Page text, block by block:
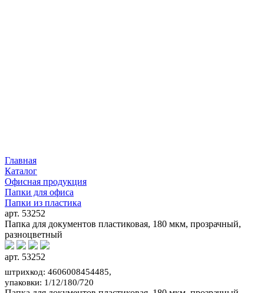
Главная
Каталог
Офисная продукция
Папки для офиса
Папки из пластика
арт. 53252
Папка для документов пластиковая, 180 мкм, прозрачный,
разноцветный
арт. 53252
штрихкод: 4606008454485,
упаковки: 1/12/180/720